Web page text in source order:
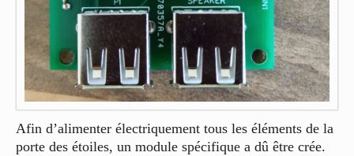
Afin d’alimenter électriquement tous les éléments de la
porte des étoiles, un module spécifique a dû être crée.